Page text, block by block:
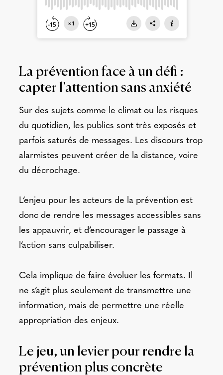
La prévention face à un défi :
capter l’attention sans anxiété
Sur des sujets comme le climat ou les risques
du quotidien, les publics sont très exposés et
parfois saturés de messages. Les discours trop
alarmistes peuvent créer de la distance, voire
du décrochage.
L’enjeu pour les acteurs de la prévention est
donc de rendre les messages accessibles sans
les appauvrir, et d’encourager le passage à
l’action sans culpabiliser.
Cela implique de faire évoluer les formats. Il
ne s’agit plus seulement de transmettre une
information, mais de permettre une réelle
appropriation des enjeux.
Le jeu, un levier pour rendre la
prévention plus concrète